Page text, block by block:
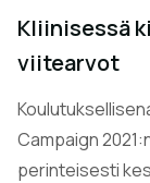
Kliinisessä
viitearvot
Campaign
perinteisesti